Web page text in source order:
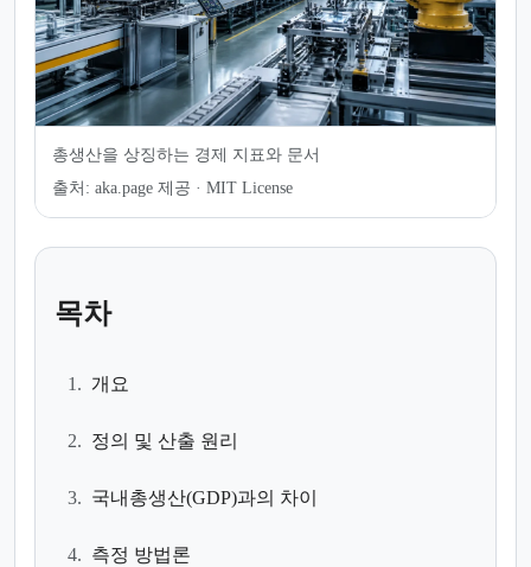
총생산을 상징하는 경제 지표와 문서
출처: aka.page 제공 · MIT License
목차
1. 개요
2. 정의 및 산출 원리
3. 국내총생산(GDP)과의 차이
4. 측정 방법론